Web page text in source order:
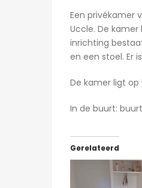
Een privékamer
Uccle. De
inrichting
en een stoel. Er
De kamer ligt
In de buurt:
Gerelateerd